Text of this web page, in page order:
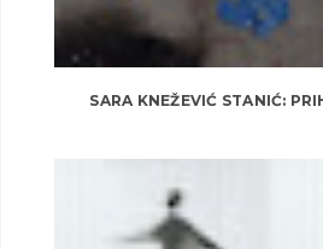
SARA KNEŽEVIĆ STANIĆ: